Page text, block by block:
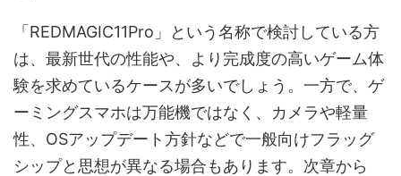
「REDMAGIC11Pro」という名称で検討している方
は、最新世代の性能や、より完成度の高いゲーム体
験を求めているケースが多いでしょう。一方で、ゲ
ーミングスマホは万能機ではなく、カメラや軽量
性、OSアップデート方針などで一般向けフラッグ
シップと思想が異なる場合もあります。次章から